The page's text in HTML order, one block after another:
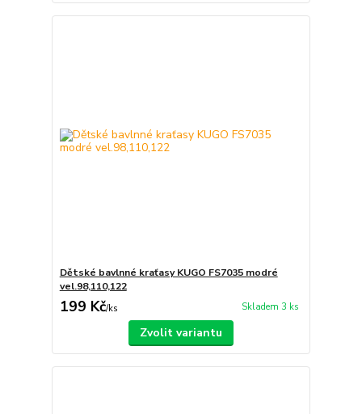
Dětské bavlnné kraťasy KUGO FS7035 modré
vel.98,110,122
199 Kč/ks Skladem 3 ks
Zvolit variantu